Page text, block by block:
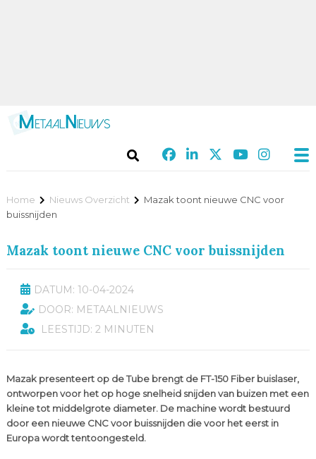
Home Nieuws Overzicht
Mazak toont nieuwe CNC voor
buissnijden
Mazak toont nieuwe CNC voor buissnijden
DATUM: 10-04-2024
DOOR: METAALNIEUWS
LEESTIJD: 2 MINUTEN
Mazak presenteert op de Tube brengt de FT-150 Fiber buislaser,
ontworpen voor het op hoge snelheid snijden van buizen met een
kleine tot middelgrote diameter. De machine wordt bestuurd
door een nieuwe CNC voor buissnijden die voor het eerst in
Europa wordt tentoongesteld.